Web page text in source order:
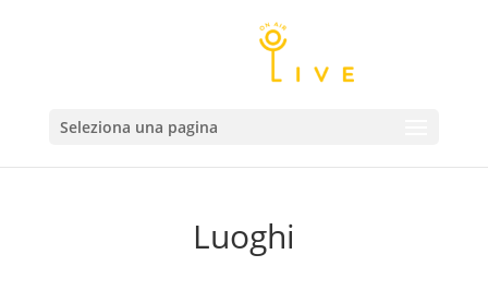
Seleziona una pagina
Luoghi